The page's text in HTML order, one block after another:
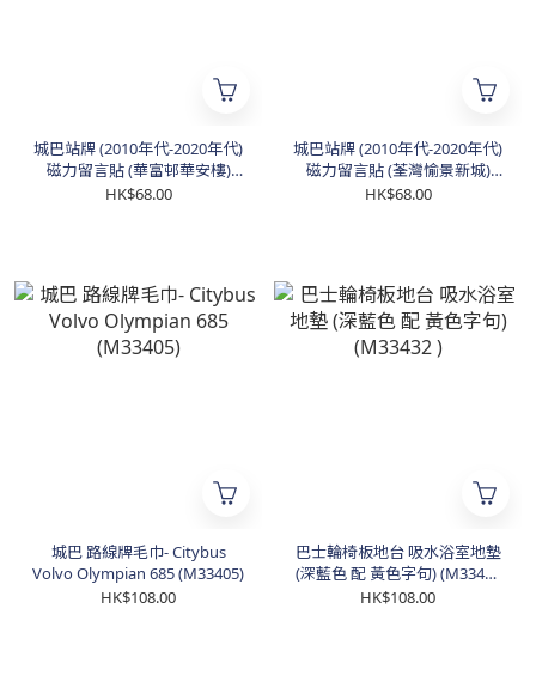
城巴站牌 (2010年代-2020年代)
磁力留言貼 (華富邨華安樓)
(M33219)
HK$68.00
城巴站牌 (2010年代-2020年代)
磁力留言貼 (荃灣愉景新城)
(M33218)
HK$68.00
城巴 路線牌毛巾- Citybus
Volvo Olympian 685 (M33405)
HK$108.00
巴士輪椅板地台 吸水浴室地墊
(深藍色 配 黃色字句) (M33432
)
HK$108.00